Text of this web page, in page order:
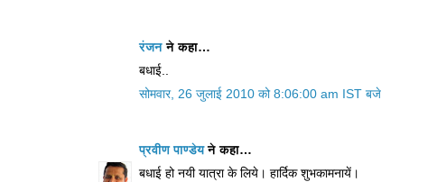
रंजनने कहा…
बधाई..
सोमवार, 26 जुलाई 2010 को 8:06:00 am IST बजे
प्रवीण पाण्डेयने कहा…
बधाई हो नयी यात्रा के लिये। हार्दिक शुभकामनायें।